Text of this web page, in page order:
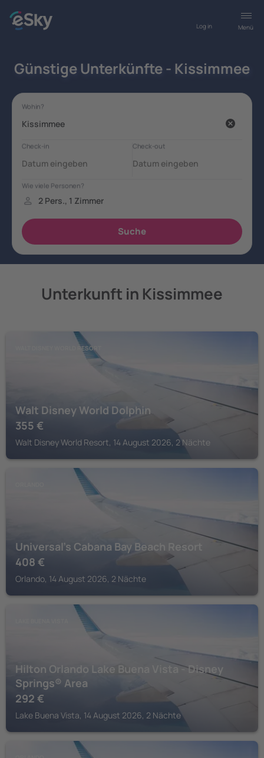
Menü
Log in
Günstige Unterkünfte - Kissimmee
Unterkunft in Kissimmee
WALT DISNEY WORLD RESORT
Walt Disney World Dolphin
355 €
Walt Disney World Resort, 14 August 2026, 2 Nächte
Universal's Cabana Bay Beach Resort
408 €
Orlando, 14 August 2026, 2 Nächte
Hilton Orlando Lake Buena Vista - Disney
Springs® Area
292 €
Lake Buena Vista, 14 August 2026, 2 Nächte